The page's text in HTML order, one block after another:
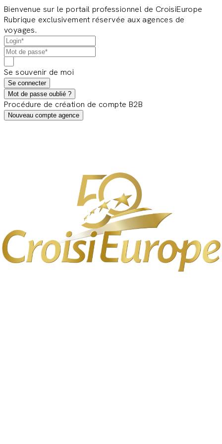
Bienvenue sur le portail professionnel de CroisiEurope
Rubrique exclusivement réservée aux agences de
voyages.
Se souvenir de moi
Se connecter
Mot de passe oublié ?
Procédure de création de compte B2B
Nouveau compte agence